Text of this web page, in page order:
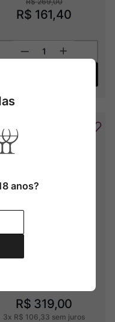
R$ 161,40
R$ 319,00
3x R$ 106 33 sem juros
anos?